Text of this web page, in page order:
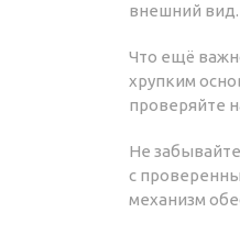
внешний вид.
Что ещё
хрупким
проверяйте
Не
с
механизм